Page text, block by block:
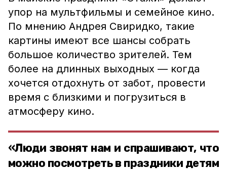
упор на мультфильмы и семейное кино.
По мнению Андрея Свиридко, такие
картины имеют все шансы собрать
большое количество зрителей. Тем
более на длинных выходных — когда
хочется отдохнуть от забот, провести
время с близкими и погрузиться в
атмосферу кино.
«Люди звонят нам и спрашивают, что
можно посмотреть в праздники детям